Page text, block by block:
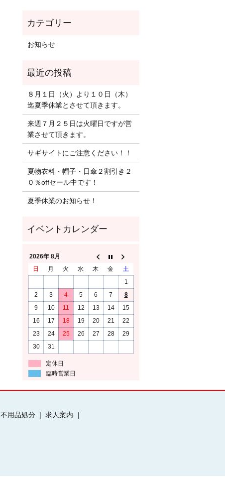
お知らせ
８月１日（火）より１０日（木）
迄夏季休業とさせて頂きます。
来週７月２５日は火曜日ですが営
業させて頂きます。
サギサイトにご注意ください！！
夏物衣料・帽子・日傘２割引き２
０％offセール中です！
夏季休業のお知らせ！
2026年 8月
日
月 火 水 木 金
土
1
2
3 4 5 6 7
8
9
10 11 12 13 14
15
16
17 18 19 20 21
22
23
24 25 26 27 28
29
30
31
定休日
臨時営業日
不用品処分
求人案内